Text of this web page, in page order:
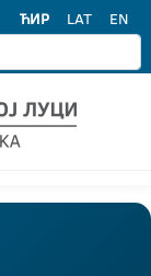
ЋИР LAT EN